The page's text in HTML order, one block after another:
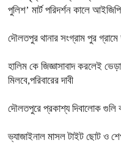
পুলিশ’ মার্ট পরিদর্শন কালে আইজিপি
দৌলতপুর থানার সংগ্রাম পুর
হালিম কে জিজ্ঞাসাবাদ করলেই
মিলবে,পরিবারের দাবী
দৌলতপুরে প্রকাশ্য দিবালোক গুলি
ভ্যাজাইনাল মাসল টাইট ছোট ও